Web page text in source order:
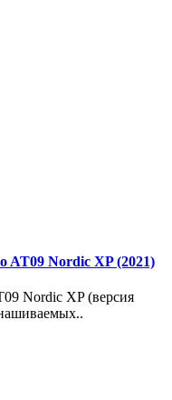
AT09 Nordic XP (2021)
Nordic XP (версия